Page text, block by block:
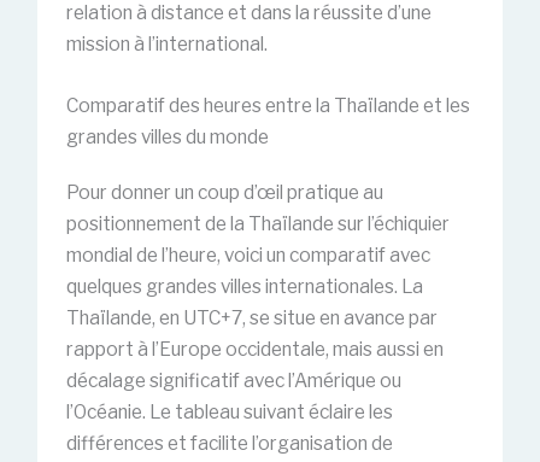
relation à distance et dans la réussite d’une
mission à l’international.
Comparatif des heures entre la Thaïlande et les
grandes villes du monde
Pour donner un coup d’œil pratique au
positionnement de la Thaïlande sur l’échiquier
mondial de l’heure, voici un comparatif avec
quelques grandes villes internationales. La
Thaïlande, en UTC+7, se situe en avance par
rapport à l’Europe occidentale, mais aussi en
décalage significatif avec l’Amérique ou
l’Océanie. Le tableau suivant éclaire les
différences et facilite l’organisation de